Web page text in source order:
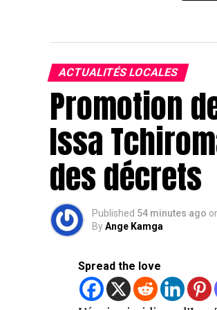
ACTUALITÉS LOCALES
Promotion
Issa
des décrets
Published 54 minutes ago
ByAnge Kamga
Spread the love